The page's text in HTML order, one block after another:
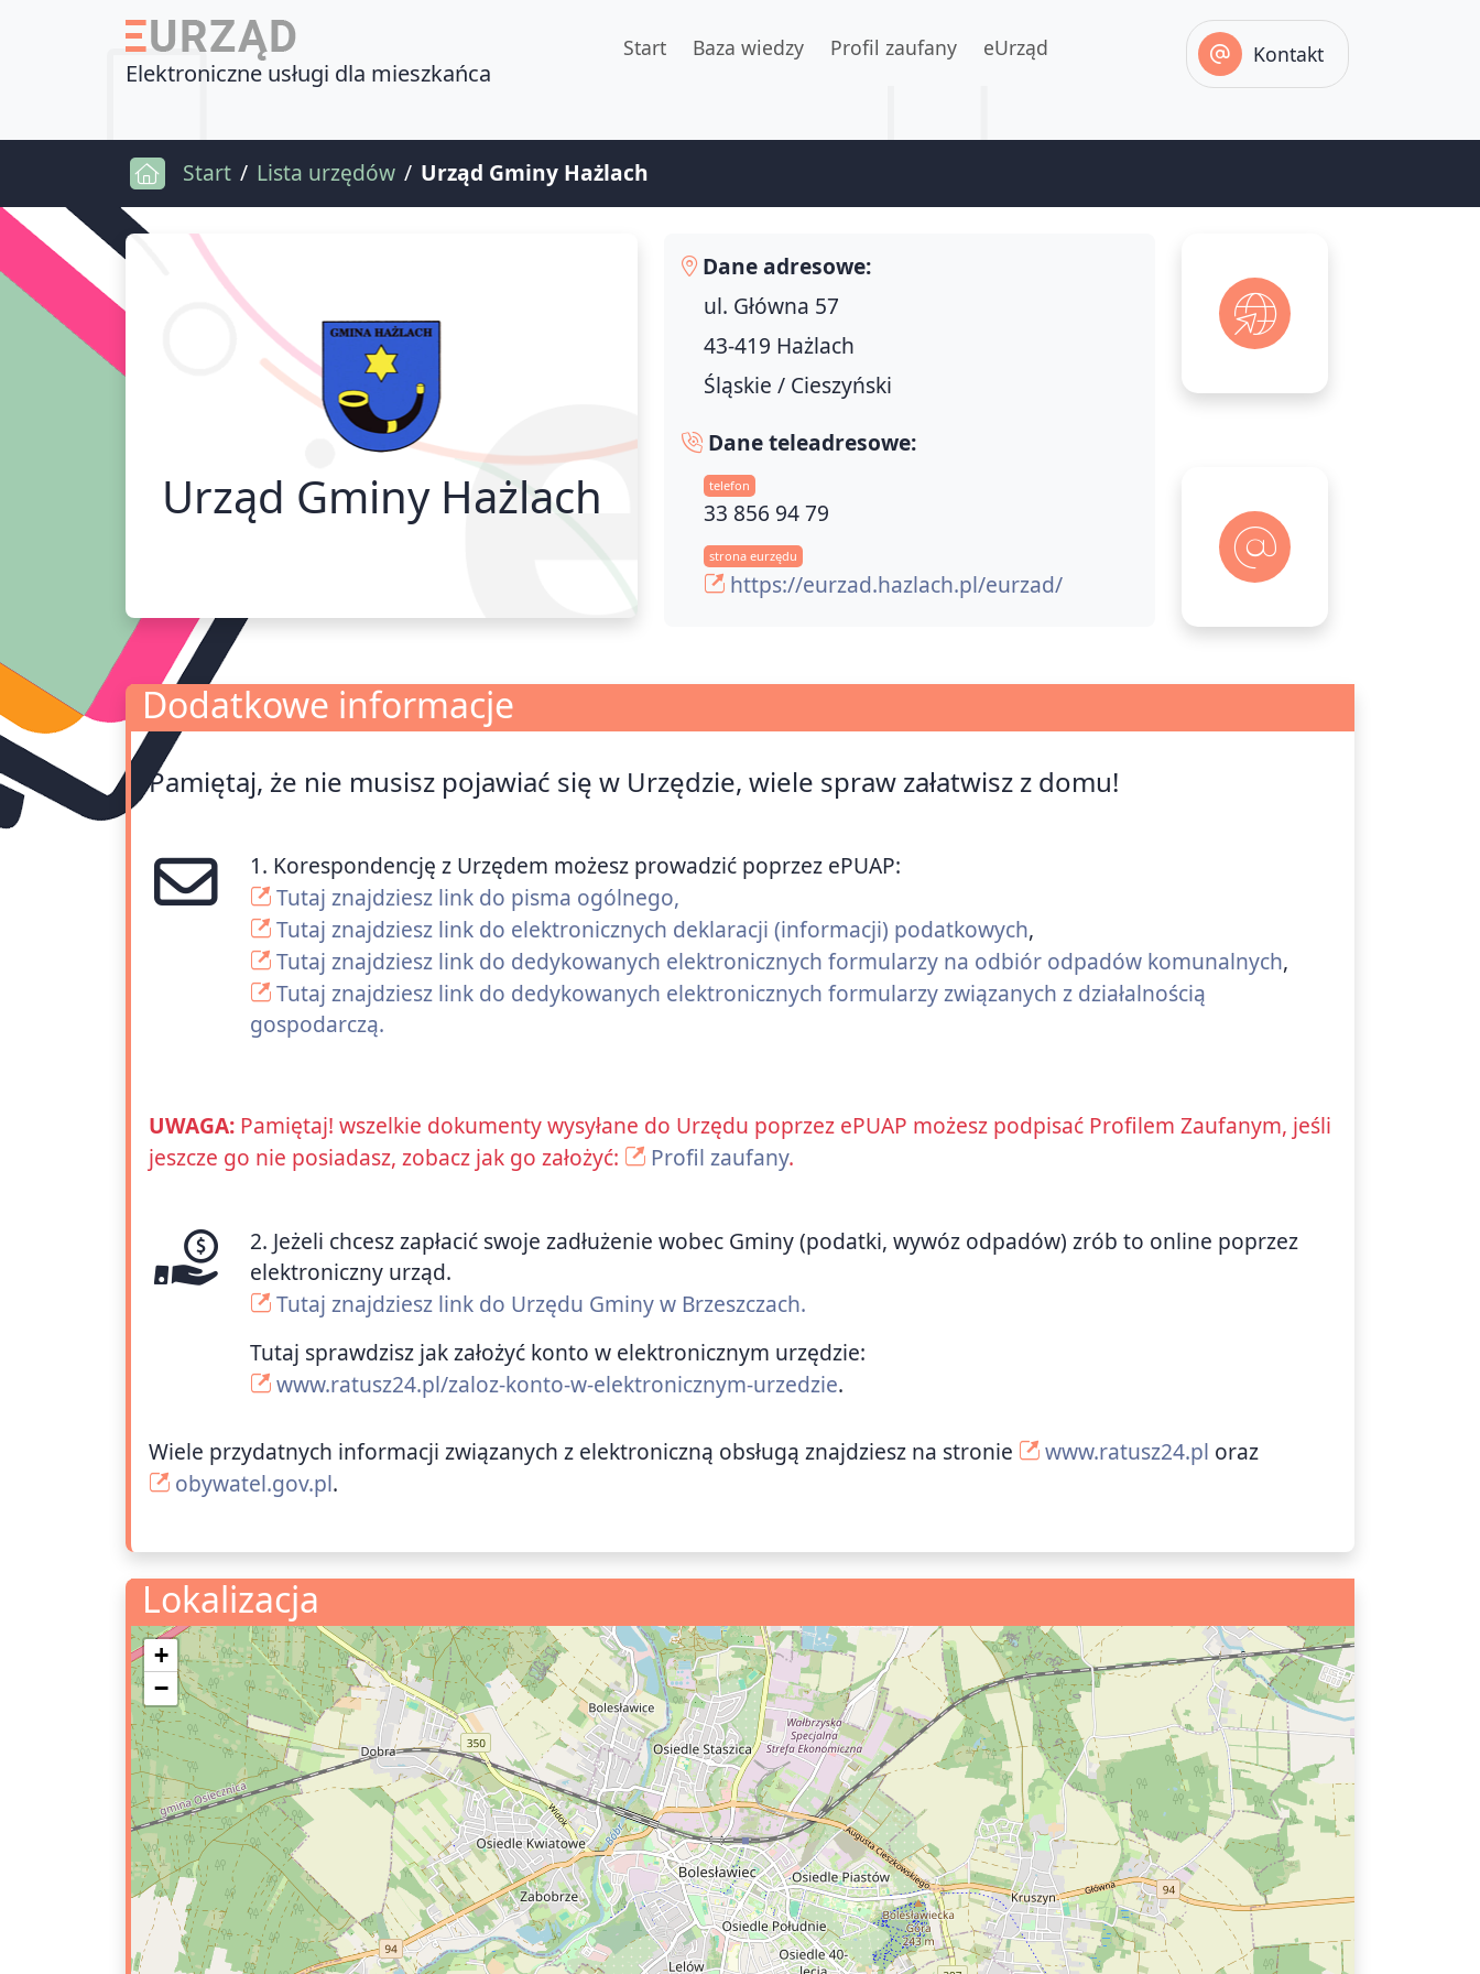
Elektroniczne usługi dla mieszkańca
Start Baza wiedzy Profil zaufany eUrząd Kontakt
Start Lista urzędów Urząd Gminy Hażlach
Urząd Gminy Hażlach
Dane adresowe:
ul. Główna 57
43-419 Hażlach
Śląskie / Cieszyński
Dane teleadresowe:
telefon
33 856 94 79
strona eurzędu
https://eurzad.hazlach.pl/eurzad/
Dodatkowe informacje
Dodatkowe informacje
Pamiętaj, że nie musisz pojawiać się w Urzędzie, wiele spraw załatwisz z domu!
1. Korespondencję z Urzędem możesz prowadzić poprzez ePUAP:
Tutaj znajdziesz link do pisma ogólnego,
Tutaj znajdziesz link do elektronicznych deklaracji (informacji) podatkowych,
Tutaj znajdziesz link do dedykowanych elektronicznych formularzy na odbiór odpadów komunalnych,
Tutaj znajdziesz link do dedykowanych elektronicznych formularzy związanych z działalnością
gospodarczą.
UWAGA: Pamiętaj! wszelkie dokumenty wysyłane do Urzędu poprzez ePUAP możesz podpisać Profilem Zaufanym, jeśli
jeszcze go nie posiadasz, zobacz jak go założyć:
Profil zaufany.
2. Jeżeli chcesz zapłacić swoje zadłużenie wobec Gminy (podatki, wywóz odpadów) zrób to online poprzez
elektroniczny urząd.
Tutaj znajdziesz link do Urzędu Gminy w Brzeszczach.
Tutaj sprawdzisz jak założyć konto w elektronicznym urzędzie:
www.ratusz24.pl/zaloz-konto-w-elektronicznym-urzedzie.
Wiele przydatnych informacji związanych z elektroniczną obsługą znajdziesz na stronie www.ratusz24.pl oraz
obywatel.gov.pl.
Lokalizacja
+
−